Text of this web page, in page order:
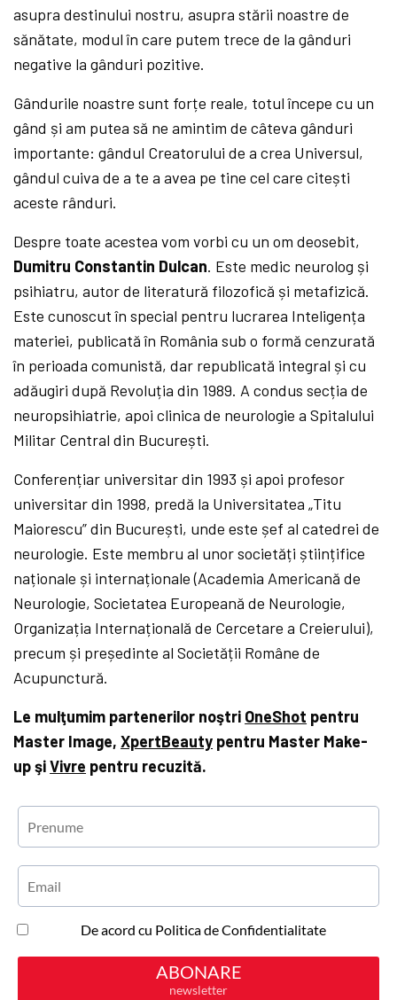
asupra destinului nostru, asupra stării noastre de
sănătate, modul în care putem trece de la gânduri
negative la gânduri pozitive.
Gândurile noastre sunt forțe reale, totul începe cu un
gând și am putea să ne amintim de câteva gânduri
importante: gândul Creatorului de a crea Universul,
gândul cuiva de a te a avea pe tine cel care citești
aceste rânduri.
Despre toate acestea vom vorbi cu un om deosebit,
Dumitru Constantin Dulcan. Este medic neurolog și
psihiatru, autor de literatură filozofică și metafizică.
Este cunoscut în special pentru lucrarea Inteligența
materiei, publicată în România sub o formă cenzurată
în perioada comunistă, dar republicată integral și cu
adăugiri după Revoluția din 1989. A condus secția de
neuropsihiatrie, apoi clinica de neurologie a Spitalului
Militar Central din București.
Conferențiar universitar din 1993 și apoi profesor
universitar din 1998, predă la Universitatea „Titu
Maiorescu” din București, unde este șef al catedrei de
neurologie. Este membru al unor societăți științifice
naționale și internaționale (Academia Americană de
Neurologie, Societatea Europeană de Neurologie,
Organizația Internațională de Cercetare a Creierului),
precum și președinte al Societății Române de
Acupunctură.
Le mulţumim partenerilor noştri OneShot pentru
Master Image,XpertBeauty pentru Master Make-
up şiVivre pentru recuzită.